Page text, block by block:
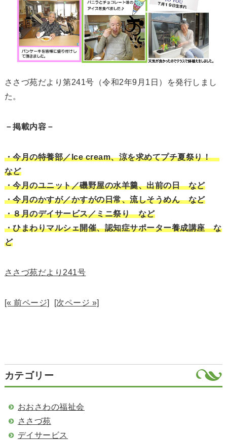
ささづ苑だより第241号（令和2年9月1日）を発行しまし
た。
－掲載内容－
・今月の特養部／Ice cream、涼を求めてプチ夏祭り！
など
・今月のユニット／磯野屋の水羊羹、出前の日 など
・今月のかすが／かすがの日常、流しそうめん など
・８月のデイサービス／ミニ祭り など
・ひまわりマルシェ開催、認知症サポーター養成講座 な
ど
ささづ苑だより241号
[« 前ページ] [次ページ »]
カテゴリー
おおさわの福祉会
ささづ苑
デイサービス